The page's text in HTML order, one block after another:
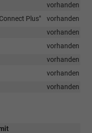
vorhanden
Plus"
vorhanden
vorhanden
vorhanden
vorhanden
vorhanden
vorhanden